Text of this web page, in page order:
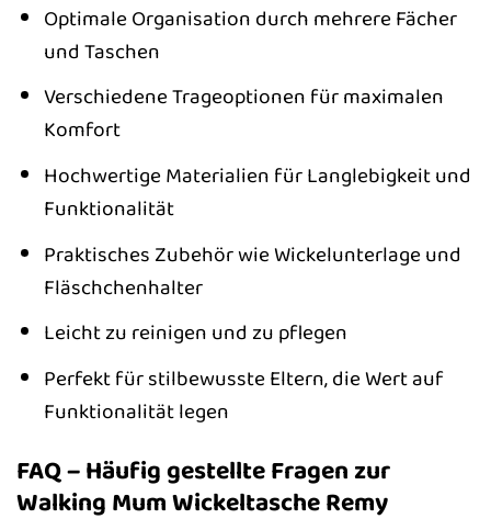
Optimale Organisation durch mehrere Fächer
und Taschen
Verschiedene Trageoptionen für maximalen
Komfort
Hochwertige Materialien für Langlebigkeit und
Funktionalität
Praktisches Zubehör wie Wickelunterlage und
Fläschchenhalter
Leicht zu reinigen und zu pflegen
Perfekt für stilbewusste Eltern, die Wert auf
Funktionalität legen
FAQ – Häufig gestellte Fragen zur
Walking Mum Wickeltasche Remy